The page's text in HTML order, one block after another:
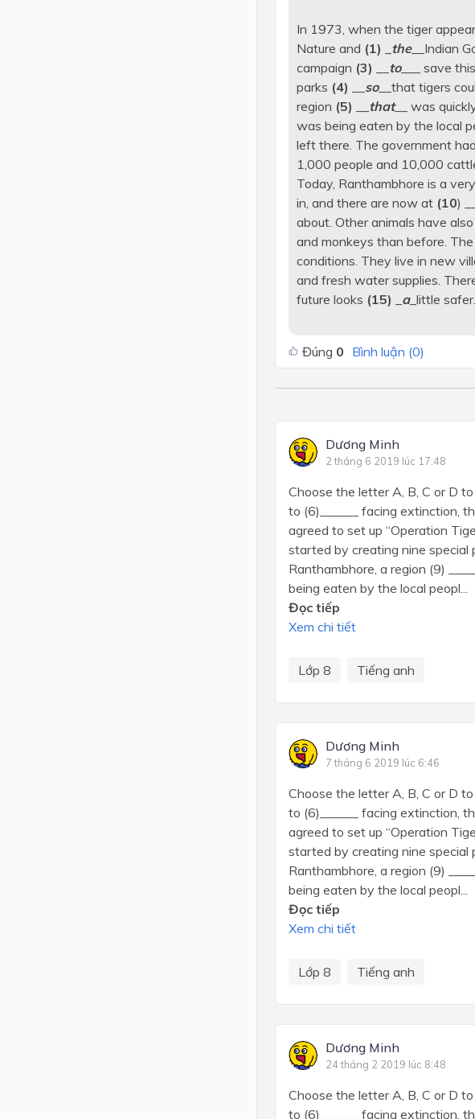
In 1973, when the tiger
Nature and (1) the__Indian
campaign (3) to___ save
parks (4) so__that tigers
region (5) that__ was
was being eaten by the local
left there. The government
1,000 people and 10,000
Today, Ranthambhore is a
in, and there are now at (10) __
about. Other animals have
and monkeys than before.
conditions. They live in new
and fresh water supplies.
future looks (15) a_little safer.
Đúng 0 Bình luận (0)
Dương Minh
2 tháng 6 2019 lúc 17:48
Choose the letter A, B, C or D
to (6)______ facing extinction,
agreed to set up “Operation
started by creating nine
Ranthambhore, a region (9)
being eaten by the local peopl...
Đọc tiếp
Xem chi tiết
Lớp 8 Tiếng anh
Dương Minh
7 tháng 6 2019 lúc 6:46
Choose the letter A, B, C or D
to (6)______ facing extinction,
agreed to set up “Operation
started by creating nine
Ranthambhore, a region (9)
being eaten by the local peopl...
Đọc tiếp
Xem chi tiết
Lớp 8 Tiếng anh
Dương Minh
24 tháng 2 2019 lúc 8:48
Choose the letter A, B, C or D
to (6)______ facing extinction,